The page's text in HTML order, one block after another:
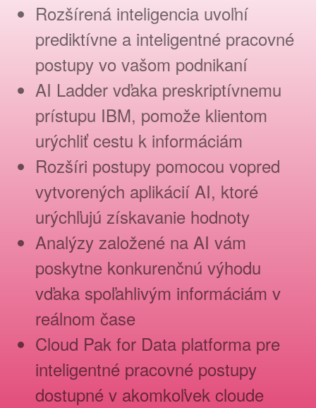
Rozšírená inteligencia uvoľní
prediktívne a inteligentné pracovné
postupy vo vašom podnikaní
AI Ladder vďaka preskriptívnemu
prístupu IBM, pomože klientom
urýchliť cestu k informáciám
Rozšíri postupy pomocou vopred
vytvorených aplikácií AI, ktoré
urýchľujú získavanie hodnoty
Analýzy založené na AI vám
poskytne konkurenčnú výhodu
vďaka spoľahlivým informáciám v
reálnom čase
Cloud Pak for Data platforma pre
inteligentné pracovné postupy
dostupné v akomkoľvek cloude